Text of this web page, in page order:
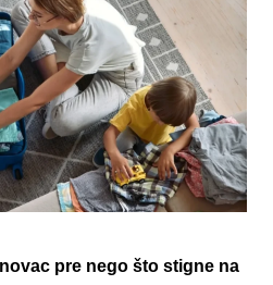
pre nego što stigne na